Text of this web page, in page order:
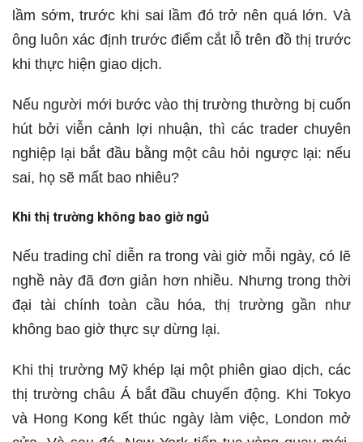
lầm sớm, trước khi sai lầm đó trở nên quá lớn. Và
ông luôn xác định trước điểm cắt lỗ trên đồ thị trước
khi thực hiện giao dịch.
Nếu người mới bước vào thị trường thường bị cuốn
hút bởi viễn cảnh lợi nhuận, thì các trader chuyên
nghiệp lại bắt đầu bằng một câu hỏi ngược lại: nếu
sai, họ sẽ mất bao nhiêu?
Khi thị trường không bao giờ ngủ
Nếu trading chỉ diễn ra trong vài giờ mỗi ngày, có lẽ
nghề này đã đơn giản hơn nhiều. Nhưng trong thời
đại tài chính toàn cầu hóa, thị trường gần như
không bao giờ thực sự dừng lại.
Khi thị trường Mỹ khép lại một phiên giao dịch, các
thị trường châu Á bắt đầu chuyển động. Khi Tokyo
và Hong Kong kết thúc ngày làm việc, London mở